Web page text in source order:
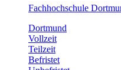
Fachhochschule
Dortmund
Vollzeit
Teilzeit
Befristet